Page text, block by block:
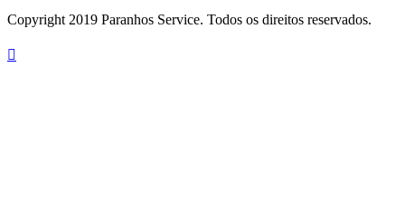
Copyright 2019 Paranhos Service. Todos os direitos reservados.
